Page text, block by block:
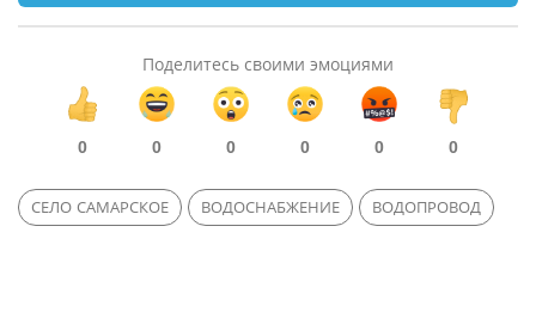
Поделитесь своими эмоциями
0 0 0 0 0 0
СЕЛО САМАРСКОЕ ВОДОСНАБЖЕНИЕ ВОДОПРОВОД